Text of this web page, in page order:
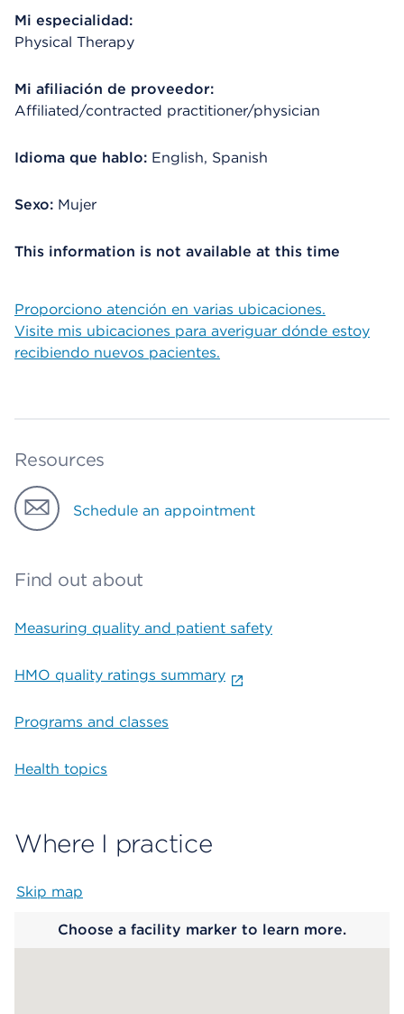
Mi especialidad:
Physical Therapy
Mi afiliación de proveedor:
Affiliated/contracted practitioner/physician
Idioma que hablo: English, Spanish
Sexo: Mujer
This information is not available at this time
Proporciono atención en varias ubicaciones.
Visite mis ubicaciones para averiguar dónde estoy
recibiendo nuevos pacientes.
Resources
Schedule an appointment
Find out about
Measuring quality and patient safety
HMO quality ratings summary
Programs and classes
Health topics
Where I practice
Skip map
Choose a facility marker to learn more.